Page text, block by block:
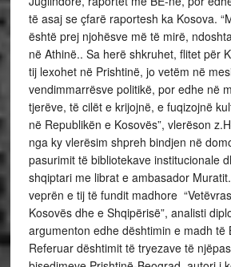
të asaj se çfarë raportesh ka Kosova.
është prej njohësve më të mirë,
në Athinë.. Sa herë shkruhet, flitet për
tij lexohet në Prishtinë, jo vetëm në
vendimmarrësve politikë, por edhe në
tjerëve, të cilët e krijojnë, e fuqizojnë
në Republikën e Kosovës”, vlerëson
nga ky vlerësim shpreh bindjen në
pasurimit të bibliotekave institucionale
shqiptari me librat e ambasador
veprën e tij të fundit madhore
Kosovës dhe e Shqipërisë”, analisti
argumenton edhe dështimin e madh të
Referuar dështimit të tryezave të